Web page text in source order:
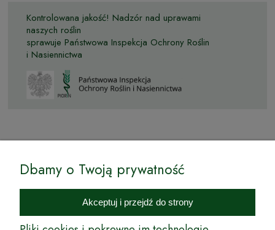
Kontrolowana jakość! Nadzór nad uprawami
naszych roślin
sprawuje Państwowa Inspekcja Ochrony Roślin
i Nasiennictwa
Internetowy Sklep Ogrodniczy Podkarpackie Sady to inicjatywa
podkarpackich szkółkarzy, której zamierzeniem jest wprowadzenie na
rynek wysokiej jakości drzewek owocowych, drzewek ozdobnych oraz
innych produktów pozwalających na uprawianie zarówno małych, jak
Dbamy o Twoją prywatność
Akceptuj i przejdź do strony